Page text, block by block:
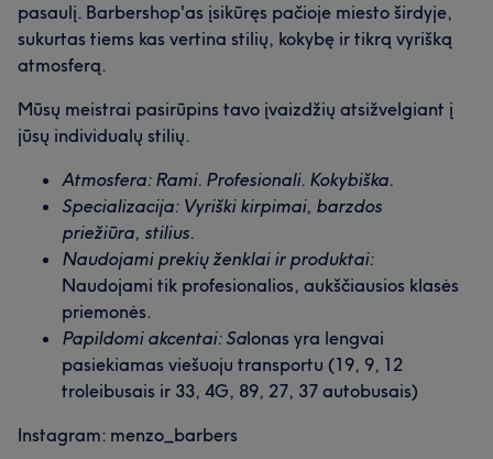
Mūsų klientų nuomonė apie darbuotoją: Karolis🇱🇹🇺🇸
Draugiškas 6
Mūsų klientų nuomonė apie darbuotoją: Mantas🇱🇹
🇷🇺🇺🇸
Draugiškas 10 Įgudęs 6 Išmanantis darbą
Mūsų klientų nuomonė apie darbuotoją: Katažyna
Draugiškas 5 Malonus 5
pasaulį. Barbershop'as įsikūręs pačioje miesto širdyje,
sukurtas tiems kas vertina stilių, kokybę ir tikrą vyrišką
atmosferą.
Mūsų meistrai pasirūpins tavo įvaizdžių atsižvelgiant į
jūsų individualų stilių.
Atmosfera: Rami. Profesionali. Kokybiška.
Specializacija: Vyriški kirpimai, barzdos
priežiūra, stilius.
Naudojami prekių ženklai ir produktai:
Naudojami tik profesionalios, aukščiausios klasės
priemonės.
Papildomi akcentai: Salonas yra lengvai
pasiekiamas viešuoju transportu (19, 9, 12
troleibusais ir 33, 4G, 89, 27, 37 autobusais)
Instagram: menzo_barbers